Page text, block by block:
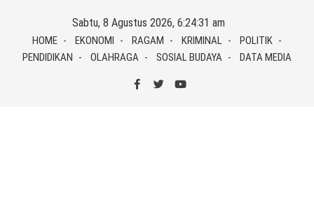
content
Sabtu, 8 Agustus 2026, 6:24:31 am
HOME EKONOMI RAGAM KRIMINAL
POLITIK
PENDIDIKAN
OLAHRAGA SOSIAL BUDAYA DATA MEDIA